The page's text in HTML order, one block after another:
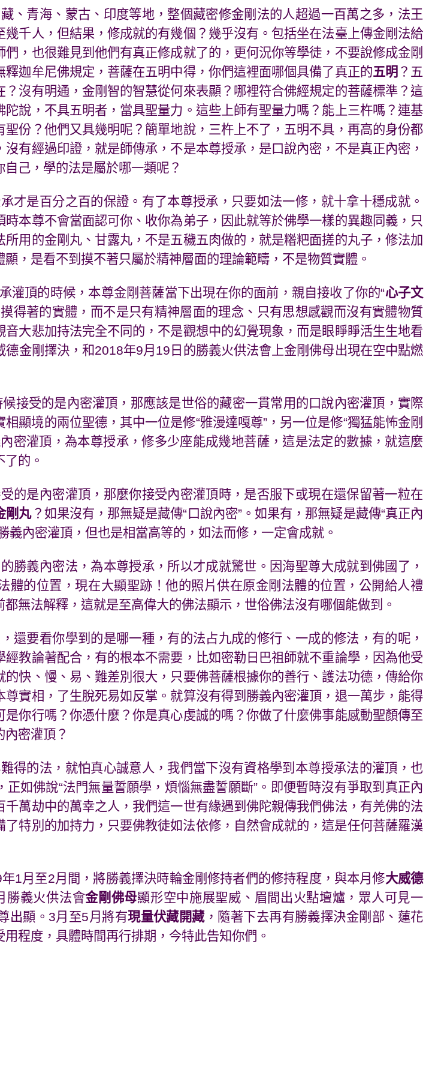
、青海、蒙古、印度等地，整個藏密修金剛法的人超過一百萬之多，法王
千人，但結果，修成就的有幾個？幾乎沒有。包括坐在法臺上傳金剛法給
，也很難見到他們有真正修成就了的，更何況你等學徒，不要說修成金剛
迦牟尼佛規定，菩薩在五明中得，你們這裡面哪個具備了真正的五明 ？五
沒有明通，金剛智的智慧從何來表顯？哪裡符合佛經規定的菩薩標準？這
說，不具五明者，當具聖量力。這些上師有聖量力嗎？能上三杵嗎？連基
份？他們又具幾明呢？簡單地說，三杵上不了，五明不具，再高的身份都
有經過印證，就是師傳承，不是本尊授承，是口說內密，不是真正內密，
己，學的法是屬於哪一類呢？
才是百分之百的保證。有了本尊授承，只要如法一修，就十拿十穩成就。
本尊不會當面認可你、收你為弟子，因此就等於佛學一樣的異趣同義，只
用的金剛丸、甘露丸，不是五穢五肉做的，就是糌粑面搓的丸子，修法加
，是看不到摸不著只屬於精神層面的理論範疇，不是物質實體。
灌頂的時候，本尊金剛菩薩當下出現在你的面前，親自接收了你的“心子文
得著的實體，而不是只有精神層面的理念、只有思想感觀而沒有實體物質
大悲加持法完全不同的，不是觀想中的幻覺現象，而是眼睜睜活生生地看
德金剛擇決，和2018年9月 19 日的勝義火供法會上金剛佛母出現在空中點燃
接受的是內密灌頂，那應該是世俗的藏密一貫常用的口說內密灌頂，實際
顯境的兩位聖德，其中一位是修“雅漫達嘎尊”，另一位是修“獨猛能怖金剛
密灌頂，為本尊授承，修多少座能成幾地菩薩，這是法定的數據，就這麼
的。
的是內密灌頂，那麼你接受內密灌頂時，是否服下或現在還保留著一粒在
剛丸？如果沒有，那無疑是藏傳“口說內密”。如果有，那無疑是藏傳“真正內
義內密灌頂，但也是相當高等的，如法而修，一定會成就。
勝義內密法，為本尊授承，所以才成就驚世。因海聖尊大成就到佛國了，
體的位置，現在大顯聖跡！他的照片供在原金剛法體的位置，公開給人禮
無法解釋，這就是至高偉大的佛法顯示，世俗佛法沒有哪個能做到。
還要看你學到的是哪一種，有的法占九成的修行、一成的修法，有的呢，
教論著配合，有的根本不需要，比如密勒日巴祖師就不重論學，因為他受
快、慢、易、難差別很大，只要佛菩薩根據你的善行、護法功德，傳給你
實相，了生脫死易如反掌。就算沒有得到勝義內密灌頂，退一萬步，能得
你行嗎？你憑什麼？你是真心虔誠的嗎？你做了什麼佛事能感動聖顏傳至
密灌頂？
得的法，就怕真心誠意人，我們當下沒有資格學到本尊授承法的灌頂，也
如佛說“法門無量誓願學，煩惱無盡誓願斷”。即便暫時沒有爭取到真正內
萬劫中的萬幸之人，我們這一世有緣遇到佛陀親傳我們佛法，有羌佛的法
特別的加持力，只要佛教徒如法依修，自然會成就的，這是任何菩薩羅漢
年1月至2月間，將勝義擇決時輪金剛修持者們的修持程度，與本月修大威德
勝義火供法會金剛佛母顯形空中施展聖威、眉間出火點壇爐，眾人可見一
出顯。 3月至5月將有現量伏藏開藏，隨著下去再有勝義擇決金剛部、蓮花
程度，具體時間再行排期，今特此告知你們。